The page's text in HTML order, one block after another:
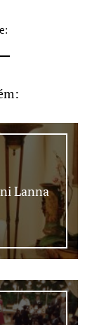
Lanna